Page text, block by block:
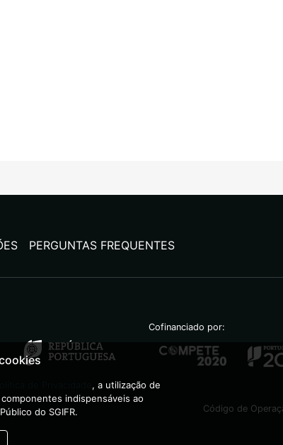
PERGUNTAS FREQUENTES
Cofinanciado por:
Código de
, a utilização de
indispensáveis ao
do SGIFR.